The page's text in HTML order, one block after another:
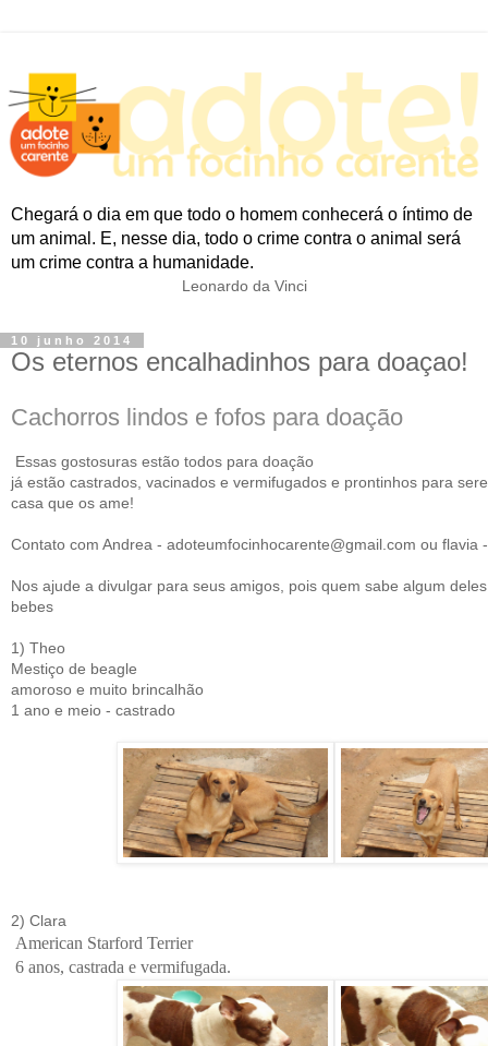
Chegará o dia em que todo o homem conhecerá o íntimo de
um animal. E, nesse dia, todo o crime contra o animal será
um crime contra a humanidade.
Leonardo da Vinci
10 junho 2014
Os eternos encalhadinhos para doaçao!
Cachorros lindos e fofos para doação
Essas gostosuras estão todos para doação
já estão castrados, vacinados e vermifugados e prontinhos para
casa que os ame!
Contato com Andrea - adoteumfocinhocarente@gmail.com ou flavia
Nos ajude a divulgar para seus amigos, pois quem sabe algum
bebes
1) Theo
Mestiço de beagle
amoroso e muito brincalhão
1 ano e meio - castrado
2) Clara
American Starford Terrier
6 anos, castrada e vermifugada.